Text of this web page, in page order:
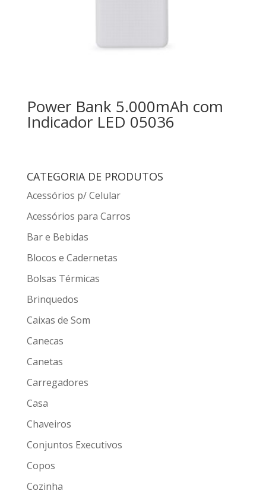
Power Bank 5.000mAh com
Indicador LED 05036
CATEGORIA DE PRODUTOS
Acessórios p/ Celular
Acessórios para Carros
Bar e Bebidas
Blocos e Cadernetas
Bolsas Térmicas
Brinquedos
Caixas de Som
Canecas
Canetas
Carregadores
Casa
Chaveiros
Conjuntos Executivos
Copos
Cozinha